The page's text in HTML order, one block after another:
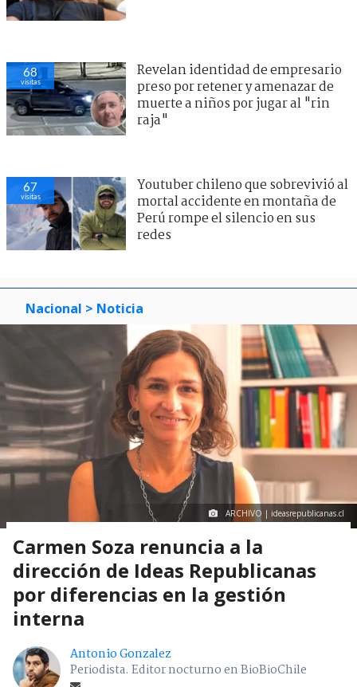
68
visitas
Revelan identidad de empresario
preso por retener y amenazar de
muerte a niños por jugar al "rin
raja"
67
visitas
Youtuber chileno que sobrevivió al
mortal accidente en montaña de
Perú rompe el silencio en sus
redes
Nacional > Noticia
ARCHIVO | ideasrepublicanas.cl
Carmen Soza renuncia a la
dirección de Ideas Republicanas
por diferencias en la gestión
interna
Antonio Gonzalez
Periodista. Editor nocturno en BioBioChile